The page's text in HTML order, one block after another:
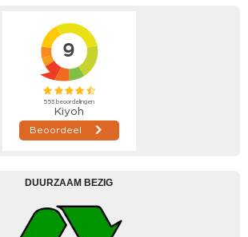
DUURZAAM BEZIG